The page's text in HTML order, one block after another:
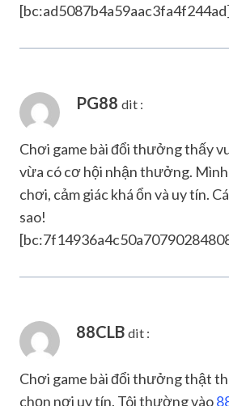
PG88 dit :
Chơi game bài đổi thưởng thấy
vừa có cơ hội nhận thưởng. Mình
chơi, cảm giác khá ổn và uy tín.
sao!
88CLB dit :
Chơi game bài đổi thưởng thật
chọn nơi uy tín. Tôi thường vào